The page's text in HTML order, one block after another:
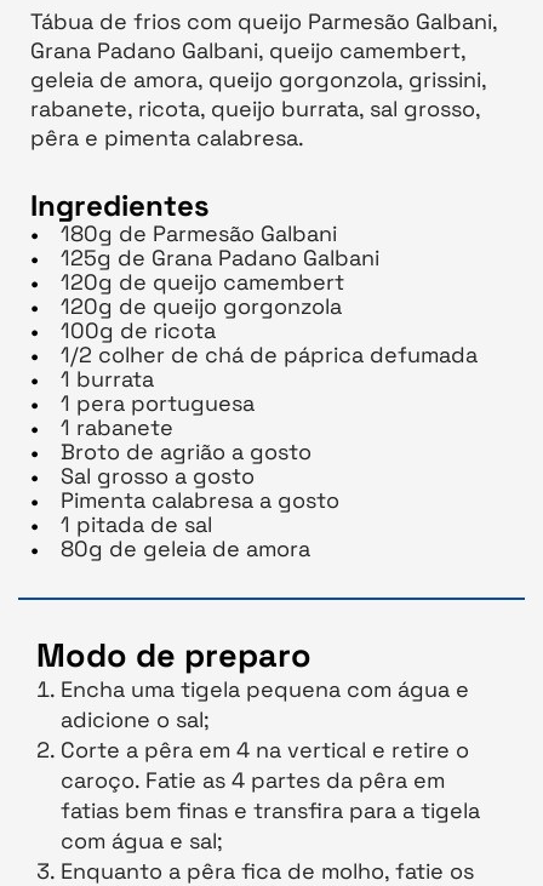
Tábua de frios com queijo Parmesão Galbani,
Grana Padano Galbani, queijo camembert,
geleia de amora, queijo gorgonzola, grissini,
rabanete, ricota, queijo burrata, sal grosso,
pêra e pimenta calabresa.
Ingredientes
180g de Parmesão Galbani
125g de Grana Padano Galbani
120g de queijo camembert
120g de queijo gorgonzola
100g de ricota
1/2 colher de chá de páprica defumada
1 burrata
1 pera portuguesa
1 rabanete
Broto de agrião a gosto
Sal grosso a gosto
Pimenta calabresa a gosto
1 pitada de sal
80g de geleia de amora
Modo de preparo
Encha uma tigela pequena com água e
adicione o sal;
Corte a pêra em 4 na vertical e retire o
caroço. Fatie as 4 partes da pêra em
fatias bem finas e transfira para a tigela
com água e sal;
Enquanto a pêra fica de molho, fatie os